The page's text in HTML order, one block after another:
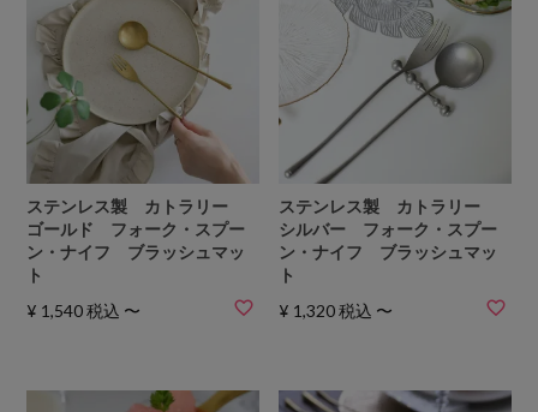
ステンレス製 カトラリー
ゴールド フォーク・スプー
ン・ナイフ ブラッシュマッ
ト
¥ 1,540 税込 〜
ステンレス製 カトラリー
シルバー フォーク・スプー
ン・ナイフ ブラッシュマッ
ト
¥ 1,320税込 〜